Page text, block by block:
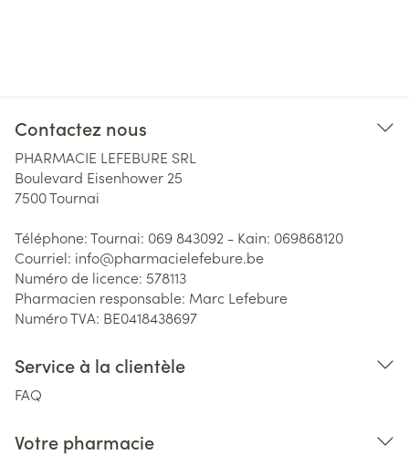
Contactez nous
PHARMACIE LEFEBURE SRL
Boulevard Eisenhower 25
7500Tournai
Téléphone:Tournai: 069 843092 - Kain: 069868120
Courriel: info@pharmacielefebure.be
Numéro de licence: 578113
Pharmacien responsable: Marc Lefebure
Numéro TVA: BE0418438697
Service à la clientèle
FAQ
Votre pharmacie